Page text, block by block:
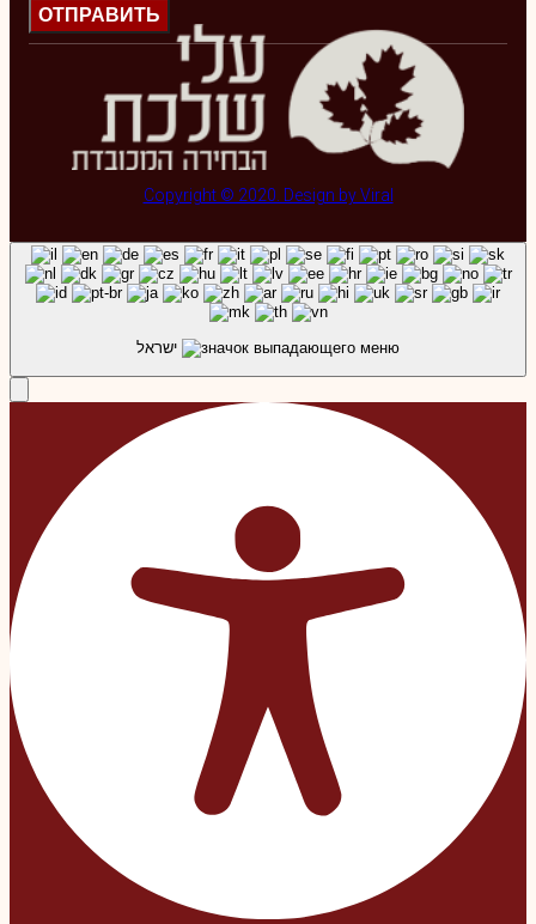
ОТПРАВИТЬ
Copyright © 2020. Design by Viral